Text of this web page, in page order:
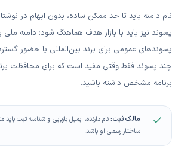
نام دامنه باید تا حد ممکن ساده، بدون ابهام در
پسوند نیز باید با بازار هدف هماهنگ شود؛ دامنه
پسوندهای عمومی برای برند بین‌المللی یا حضور
چند پسوند فقط وقتی مفید است که برای محافظت برند
برنامه مشخص داشته باشید.
مالک ثبت:نام دارنده، ایمیل بازیابی و شناسه ثبت
ساختار رسمی او باشد.